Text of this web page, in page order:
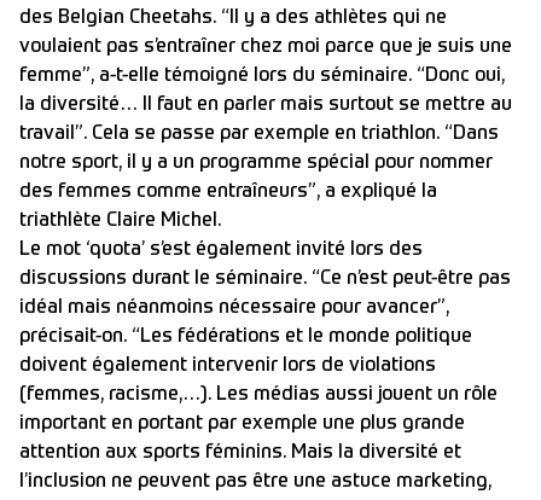
des Belgian Cheetahs. “Il y a des athlètes qui ne
voulaient pas s’entraîner chez moi parce que je suis une
femme”, a-t-elle témoigné lors du séminaire. “Donc oui,
la diversité… Il faut en parler mais surtout se mettre au
travail”. Cela se passe par exemple en triathlon. “Dans
notre sport, il y a un programme spécial pour nommer
des femmes comme entraîneurs”, a expliqué la
triathlète Claire Michel.
Le mot ‘quota’ s’est également invité lors des
discussions durant le séminaire. “Ce n’est peut-être pas
idéal mais néanmoins nécessaire pour avancer”,
précisait-on. “Les fédérations et le monde politique
doivent également intervenir lors de violations
(femmes, racisme,…). Les médias aussi jouent un rôle
important en portant par exemple une plus grande
attention aux sports féminins. Mais la diversité et
l’inclusion ne peuvent pas être une astuce marketing,